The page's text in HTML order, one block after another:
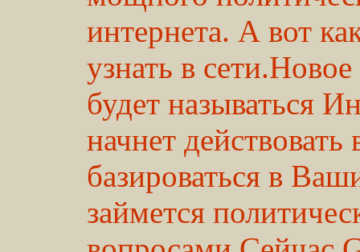
интернета. А вот
узнать в
будет называться
начнет действовать
базироваться в
займется